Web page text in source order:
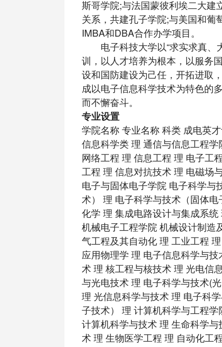
斯哥学院;与法国蒙彼利埃二大建
关系，共建孔子学院;与美国和葡
IMBA和DBA合作办学项目。
电子科技大学以“求实求真、
训，以人才培养为根本，以服务
设和国防建设为己任，开拓进取
成以电子信息科学技术为特色的
而不懈奋斗。
专业设置
学院名称 专业名称 科类 成电英
信息科学类 理 通信与信息工程
网络工程 理 信息工程 理 电子工
工程 理 信息对抗技术 理 电磁场
电子与固体电子学院 电子科学与
术） 理 电子科学与技术（固体
化学 理 集成电路设计与集成系
机械电子工程学院 机械设计制造
气工程及其自动化 理 工业工程
应用物理学 理 电子信息科学与
术 理 核工程与核技术 理 光电信
与光电技术 理 电子科学与技术(
理 光信息科学与技术 理 电子科
子技术） 理 计算机科学与工程
计算机科学与技术 理 生命科学
术 理 生物医学工程 理 自动化工